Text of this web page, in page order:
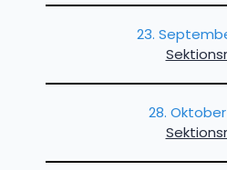
23.
28.